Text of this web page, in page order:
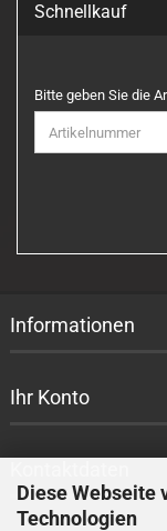
Diese Webseite
Technologien
Schnellkauf
BITTE
GEBEN
SIE
DIE
EIN.
Bitte geben Sie die
Informationen
Ihr Konto